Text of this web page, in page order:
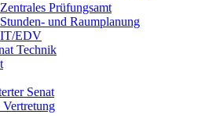
Zentrales Prüfungsamt
Stunden- und Raumplanung
IT/EDV
Technik
Senat
Vertretung